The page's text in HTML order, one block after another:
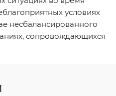
условиях
несбалансированного
сопровождающихся